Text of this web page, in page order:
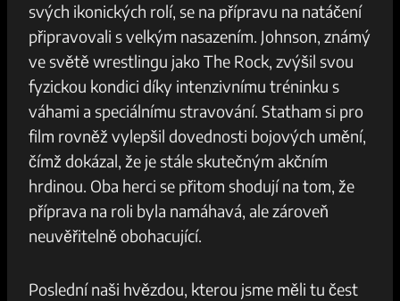
svých ikonických rolí, ​se na přípravu ‍na natáčení
připravovali s velkým nasazením. Johnson, známý‍
ve světě⁣ wrestlingu ‍jako The ‍Rock, zvýšil svou
fyzickou ⁢kondici díky intenzivnímu ‌tréninku s⁢
váhami ‍a speciálnímu stravování. Statham si pro
film rovněž vylepšil dovednosti bojových umění,
čímž dokázal, že‌ je​ stále skutečným akčním
hrdinou. Oba herci⁤ se přitom shodují na tom,‍ že‍
příprava na roli byla namáhavá, ‌ale⁤ zároveň
neuvěřitelně obohacující.
Poslední naši hvězdou, kterou jsme měli tu čest​